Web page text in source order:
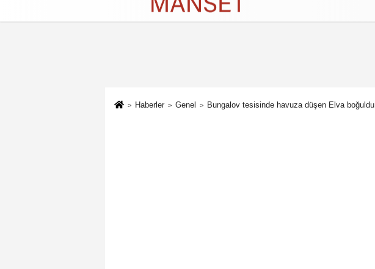
İletişim Çerez Politikası
Haberler Genel Bungalov tesisinde havuza düşen Elva boğuldu